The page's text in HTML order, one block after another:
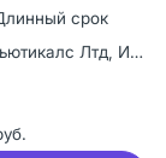
срок
Торрент Фармасьютикалс Лтд, Индия